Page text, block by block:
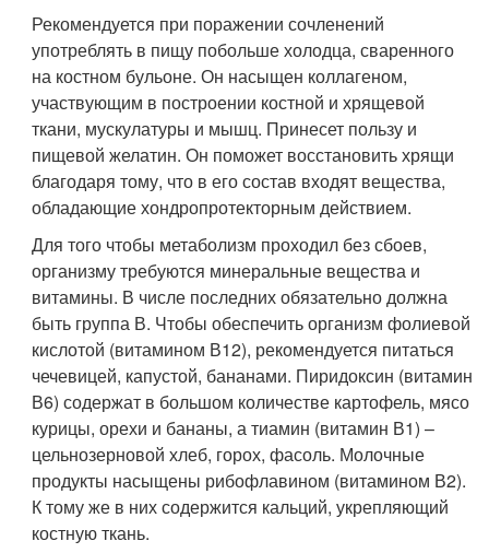
Рекомендуется при поражении сочленений
употреблять в пищу побольше холодца, сваренного
на костном бульоне. Он насыщен коллагеном,
участвующим в построении костной и хрящевой
ткани, мускулатуры и мышц. Принесет пользу и
пищевой желатин. Он поможет восстановить хрящи
благодаря тому, что в его состав входят вещества,
обладающие хондропротекторным действием.
Для того чтобы метаболизм проходил без сбоев,
организму требуются минеральные вещества и
витамины. В числе последних обязательно должна
быть группа В. Чтобы обеспечить организм фолиевой
кислотой (витамином В12), рекомендуется питаться
чечевицей, капустой, бананами. Пиридоксин (витамин
В6) содержат в большом количестве картофель, мясо
курицы, орехи и бананы, а тиамин (витамин В1) –
цельнозерновой хлеб, горох, фасоль. Молочные
продукты насыщены рибофлавином (витамином В2).
К тому же в них содержится кальций, укрепляющий
костную ткань.